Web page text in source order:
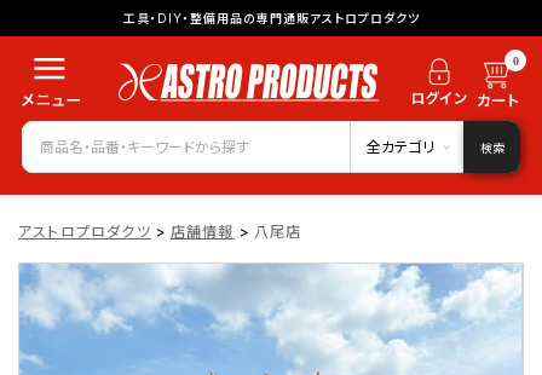
工具・DIY・整備用品の専門通販アストロプロダクツ
0
全カテゴリ 検索
アストロプロダクツ > 店舗情報 > 八尾店